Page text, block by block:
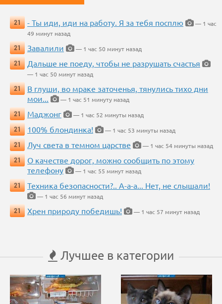
21 - Ты иди, иди на работу. Я за тебя посплю
— 1 час
49 минут назад
21
Завалили
— 1 час 50 минут назад
21
Дальше не поеду, чтобы не разрушать счастья
— 1 час 50 минут назад
21
В глуши, во мраке заточенья, тянулись тихо дни
мои...
— 1 час 51 минуту назад
21
Маджонг
— 1 час 52 минуты назад
21
100% блондинка!
— 1 час 53 минуты назад
21
Луч света в темном царстве
— 1 час 54 минуты назад
21
О качестве дорог, можно сообщить по этому
телефону
— 1 час 55 минут назад
21
Техника безопасности?.. А-а-а... Нет, не слышали!
— 1 час 56 минут назад
21
Хрен природу победишь! — 1 час 57 минут назад
Лучшее в категории